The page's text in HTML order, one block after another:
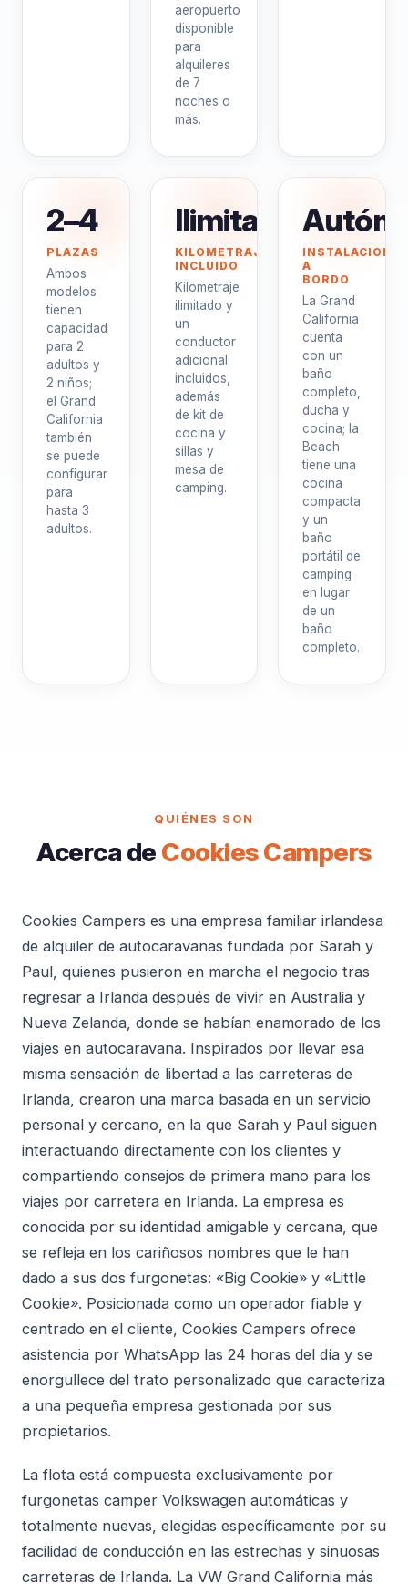
aeropuerto
disponible
para
alquileres
de 7
noches o
más.
2–4
PLAZAS
Ambos
modelos
tienen
capacidad
para 2
adultos y
2 niños;
el Grand
California
también
se puede
configurar
para
hasta 3
adultos.
Ilimitado
KILOMETRAJE
INCLUIDO
Kilometraje
ilimitado y
un
conductor
adicional
incluidos,
además
de kit de
cocina y
sillas y
mesa de
camping.
A
BORDO
La Grand
California
cuenta
con un
baño
completo,
ducha y
cocina; la
Beach
tiene una
cocina
compacta
y un
baño
portátil de
camping
en lugar
de un
baño
completo.
QUIÉNES SON
Acerca de Cookies Campers
Cookies Campers es una empresa familiar irlandesa
de alquiler de autocaravanas fundada por Sarah y
Paul, quienes pusieron en marcha el negocio tras
regresar a Irlanda después de vivir en Australia y
Nueva Zelanda, donde se habían enamorado de los
viajes en autocaravana. Inspirados por llevar esa
misma sensación de libertad a las carreteras de
Irlanda, crearon una marca basada en un servicio
personal y cercano, en la que Sarah y Paul siguen
interactuando directamente con los clientes y
compartiendo consejos de primera mano para los
viajes por carretera en Irlanda. La empresa es
conocida por su identidad amigable y cercana, que
se refleja en los cariñosos nombres que le han
dado a sus dos furgonetas: «Big Cookie» y «Little
Cookie». Posicionada como un operador fiable y
centrado en el cliente, Cookies Campers ofrece
asistencia por WhatsApp las 24 horas del día y se
enorgullece del trato personalizado que caracteriza
a una pequeña empresa gestionada por sus
propietarios.
La flota está compuesta exclusivamente por
furgonetas camper Volkswagen automáticas y
totalmente nuevas, elegidas específicamente por su
facilidad de conducción en las estrechas y sinuosas
carreteras de Irlanda. La VW Grand California más